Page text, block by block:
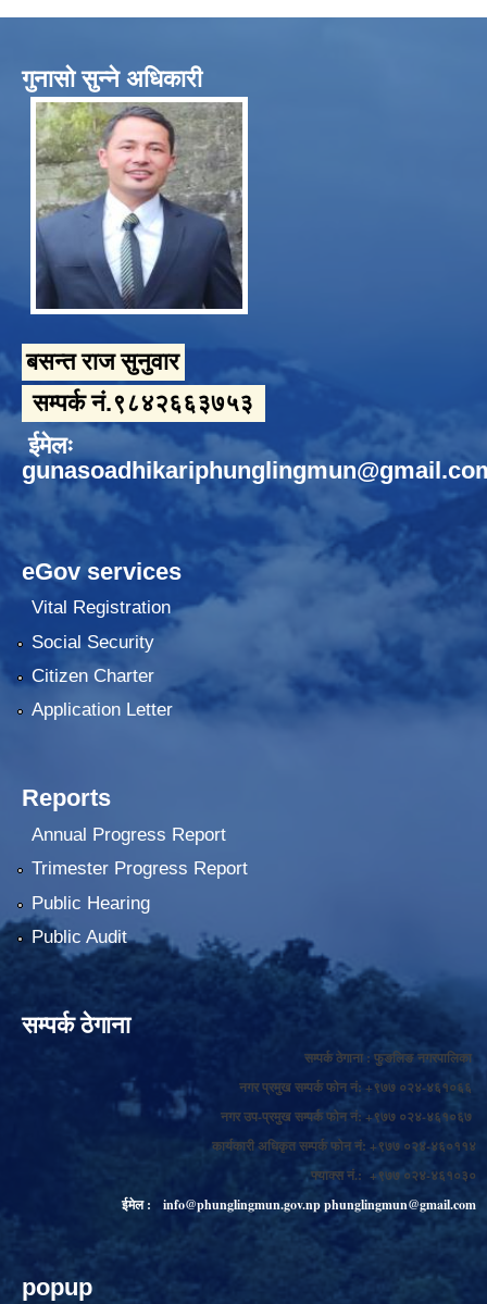
गुनासो सुन्ने अधिकारी
बसन्त राज सुनुवार
सम्पर्क नं.९८४२६६३७५३
ईमेलः
eGov services
Vital Registration
Social Security
Citizen Charter
Application Letter
Reports
Annual Progress Report
Trimester Progress Report
Public Hearing
Public Audit
सम्पर्क ठेगाना
सम्पर्क ठेगाना : फुङलिङ नगरपालिका
नगर प्रमुख सम्पर्क फोन नं: +९७७ ०२४-४६१०६६
नगर उप-प्रमुख सम्पर्क फोन नं: +९७७ ०२४-४६१०६७
कार्यकारी अधिकृत सम्पर्क फोन नं: +९७७ ०२४-४६०११४
फ्याक्स नं.: +९७७ ०२४-४६१०३०
ईमेल :
info@phunglingmun.gov.npphunglingmun@gmail.com
popup